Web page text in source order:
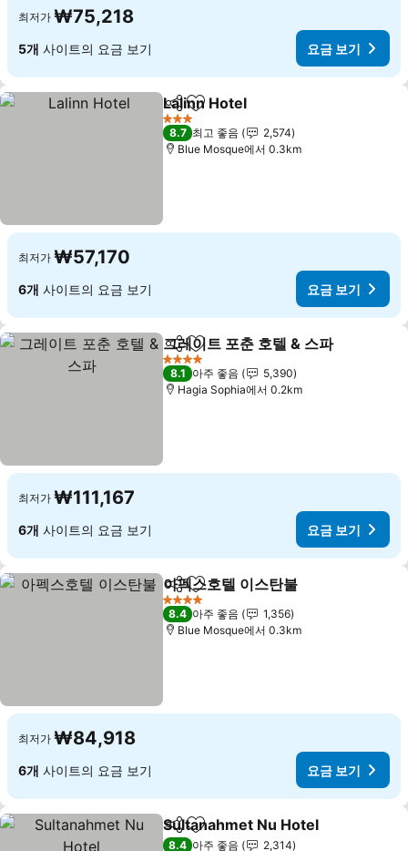
최저가 ₩75,218
5개 사이트의 요금 보기 요금 보기
공유 즐겨찾기에 추가
Lalinn Hotel
3 성급
8.7 최고 좋음
2,574
Blue Mosque에서 0.3km
최저가 ₩57,170
6개 사이트의 요금 보기 요금 보기
공유 즐겨찾기에 추가
그레이트 포춘 호텔 & 스파
4 성급
8.1 아주 좋음
5,390
Hagia Sophia에서 0.2km
최저가 ₩111,167
6개 사이트의 요금 보기 요금 보기
공유 즐겨찾기에 추가
아펙스호텔 이스탄불
4 성급
8.4 아주 좋음
1,356
Blue Mosque에서 0.3km
최저가 ₩84,918
6개 사이트의 요금 보기 요금 보기
공유 즐겨찾기에 추가
Sultanahmet Nu Hotel
8.4 아주 좋음 2,314